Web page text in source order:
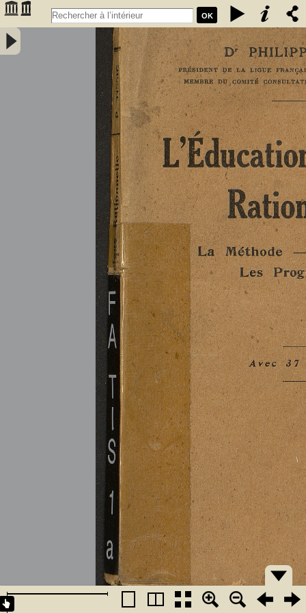
OK
L'éducation physique rationnelle : la méthode, les maîtres, les
programmes : ouvrage illustré de 37 figures - Tissié, Philippe (1852-